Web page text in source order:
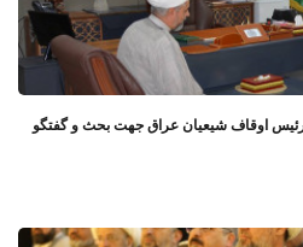
رئیس اوقاف شیعیان عراق جهت بحث و گفتگو